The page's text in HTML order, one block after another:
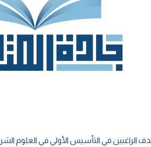
الراغبين في التأسيس الأولي في العلوم